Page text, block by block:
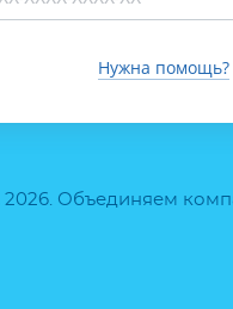
2026. Объединяем
Нужна помощь?